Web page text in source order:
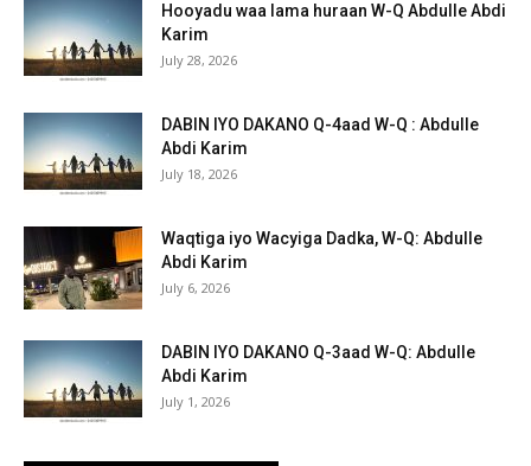
Hooyadu waa lama huraan W-Q Abdulle Abdi
Karim
July 28, 2026
DABIN IYO DAKANO Q-4aad W-Q : Abdulle
Abdi Karim
July 18, 2026
Waqtiga iyo Wacyiga Dadka, W-Q: Abdulle
Abdi Karim
July 6, 2026
DABIN IYO DAKANO Q-3aad W-Q: Abdulle
Abdi Karim
July 1, 2026